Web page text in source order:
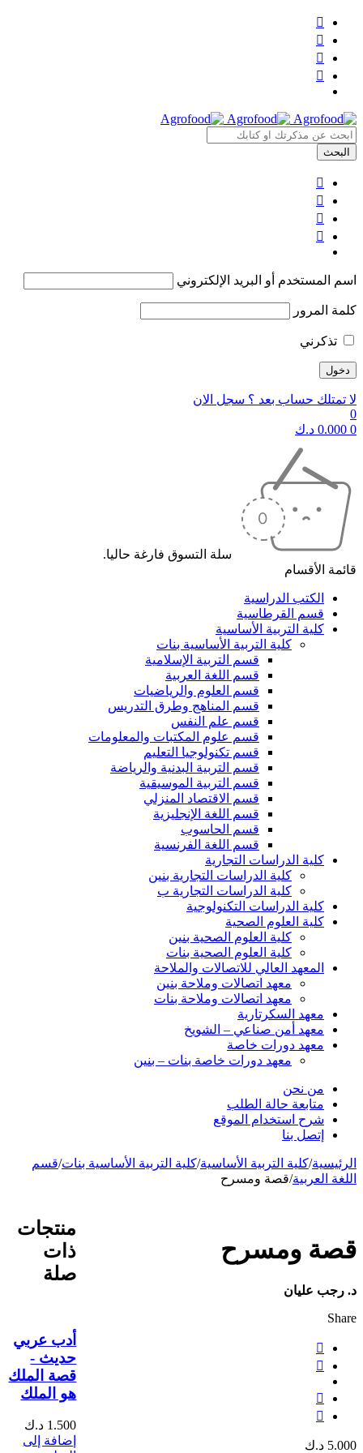
اسم المستخدم أو البريد الإلكتروني
كلمة المرور
تذكرني
لا تمتلك حساب بعد ؟ سجل الان
0
0
0.000 د.ك
سلة التسوق فارغة حاليا.
قائمة الأقسام
الكتب الدراسية
قسم القرطاسية
كلية التربية الأساسية
كلية التربية الأساسية بنات
قسم التربية الإسلامية
قسم اللغة العربية
قسم العلوم والرياضيات
قسم المناهج وطرق التدريس
قسم علم النفس
قسم علوم المكتبات والمعلومات
قسم تكنولوجيا التعليم
قسم التربية البدنية والرياضة
قسم التربية الموسيقية
قسم الاقتصاد المنزلي
قسم اللغة الإنجليزية
قسم الحاسوب
قسم اللغة الفرنسية
كلية الدراسات التجارية
كلية الدراسات التجارية بنين
كلية الدراسات التجارية ب
كلية الدراسات التكنولوجية
كلية العلوم الصحية
كلية العلوم الصحية بنين
كلية العلوم الصحية بنات
المعهد العالي للاتصالات والملاحة
معهد اتصالات وملاحة بنين
معهد اتصالات وملاحة بنات
معهد السكرتارية
معهد أمن صناعي – الشويخ
معهد دورات خاصة
معهد دورات خاصة بنات – بنين
من نحن
متابعة حالة الطلب
شرح استخدام الموقع
إتصل بنا
الرئيسية/كلية التربية الأساسية/كلية التربية الأساسية بنات/قسم
اللغة العربية/قصة ومسرح
قصة ومسرح
د. رجب عليان
Share
5.000 د.ك
منتجات
ذات
صلة
أدب عربي
حديث -
قصة الملك
هو الملك
1.500 د.ك
إضافة إلى